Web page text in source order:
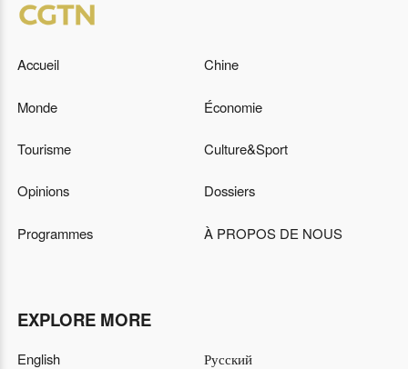
Accueil Chine
Monde Économie
Tourisme Culture&Sport
Opinions Dossiers
Programmes À PROPOS DE NOUS
EXPLORE MORE
English
Русский